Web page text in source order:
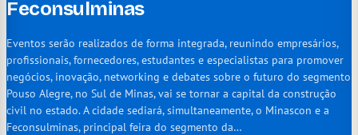
Feconsulminas
Eventos serão realizados de forma integrada, reunindo empresários,
profissionais, fornecedores, estudantes e especialistas para promover
negócios, inovação, networking e debates sobre o futuro do segmento
Pouso Alegre, no Sul de Minas, vai se tornar a capital da construção
civil no estado. A cidade sediará, simultaneamente, o Minascon e a
Feconsulminas, principal feira do segmento da…